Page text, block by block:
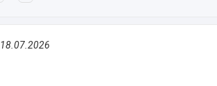
18.07.2026